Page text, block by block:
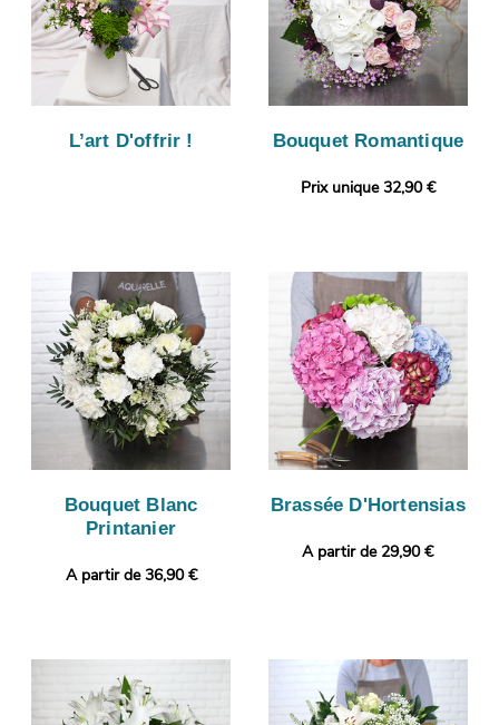
L’art D'offrir ! Bouquet Romantique
Prix unique 32,90 €
Bouquet Blanc
Printanier
A partir de 36,90 €
Brassée D'Hortensias
A partir de 29,90 €